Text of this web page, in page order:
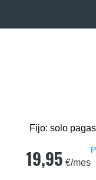
Fijo: solo
19,95 €/mes